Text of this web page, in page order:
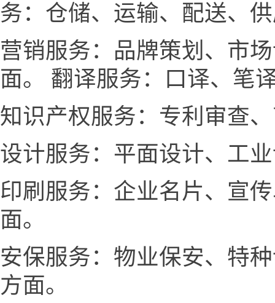
务：仓储、运输、配送、
营销服务：品牌策划、市
面。 翻译服务：口译、笔
知识产权服务：专利审查
设计服务：平面设计、工
印刷服务：企业名片、宣
面。
安保服务：物业保安、特
方面。